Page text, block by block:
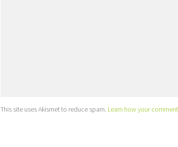
This site uses Akismet to reduce spam. Learn how your